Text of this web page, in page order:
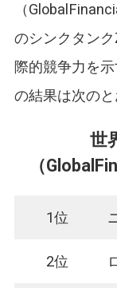
（
のシンクタン
際的競争力を
の結果は次のと
世
（
1位
2位